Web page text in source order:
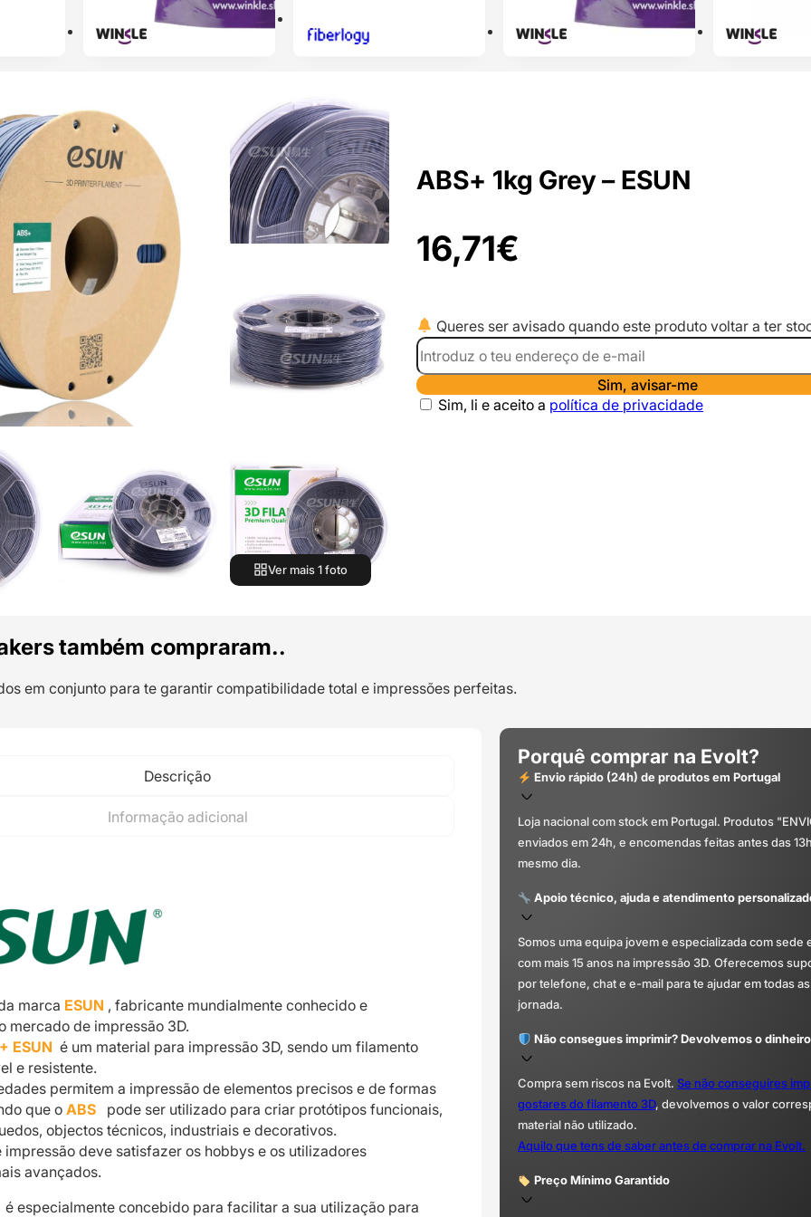
ABS+ 1kg Grey – ESUN
16,71€
Queres ser avisado quando este produto voltar a ter
Sim, avisar-me
Sim, li e aceito a política de privacidade
Ver mais 1 foto
também compraram..
em conjunto para te garantir compatibilidade total e impressões perfeitas.
Descrição
Informação adicional
marca ESUN , fabricante mundialmente conhecido e
mercado de impressão 3D.
ESUN é um material para impressão 3D, sendo um filamento
e resistente.
permitem a impressão de elementos precisos e de formas
que o ABS
pode ser utilizado para criar protótipos funcionais,
objectos técnicos, industriais e decorativos.
deve satisfazer os hobbys e os utilizadores
avançados.
é especialmente concebido para facilitar a sua utilização para
Porquê comprar na Evolt?
Envio rápido (24h) de produtos em Portugal
Loja nacional com stock em Portugal. Produtos
enviados em 24h, e encomendas feitas antes das
mesmo dia.
Apoio técnico, ajuda e atendimento
Somos uma equipa jovem e especializada com sede
com mais 15 anos na impressão 3D. Oferecemos
por telefone, chat e e-mail para te ajudar em todas
jornada.
Não consegues imprimir? Devolvemos o
Compra sem riscos na Evolt. Se não conseguires
gostares do filamento 3D, devolvemos o valor
material não utilizado.
Aquilo que tens de saber antes de comprar na Evolt.
Preço Mínimo Garantido